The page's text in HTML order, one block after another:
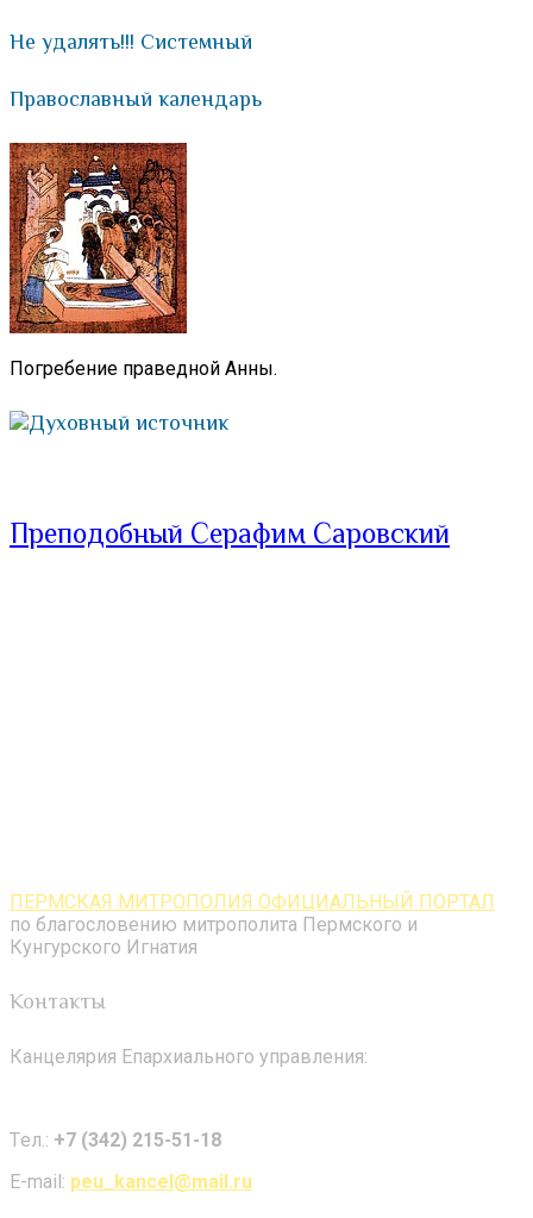
Не удалять!!! Системный
Православный календарь
Погребение праведной Анны.
Духовный источник
Преподобный Серафим Саровский
ПЕРМСКАЯ МИТРОПОЛИЯ ОФИЦИАЛЬНЫЙ ПОРТАЛ
по благословению митрополита Пермского и
Кунгурского Игнатия
Контакты
Канцелярия Епархиального управления:
Tел.: +7 (342) 215-51-18
E-mail: peu_kancel@mail.ru